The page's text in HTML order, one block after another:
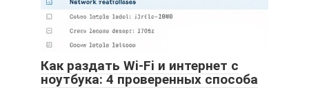
Как раздать Wi-Fi и интернет с
ноутбука: 4 проверенных способа